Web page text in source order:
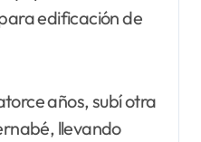
edificación de
años, subí otra
llevando